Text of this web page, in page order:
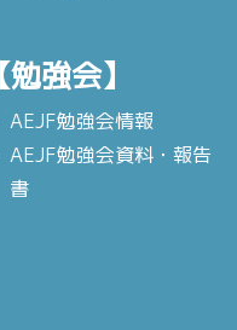
【勉強会】
AEJF勉強会情報
AEJF勉強会資料・報告
書